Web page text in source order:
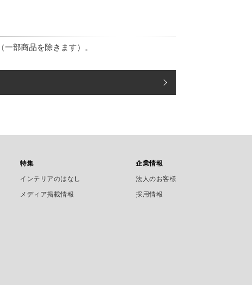
部商品を除きます）。
特集
インテリアのはなし
メディア掲載情報
企業情報
法人のお客様
採用情報